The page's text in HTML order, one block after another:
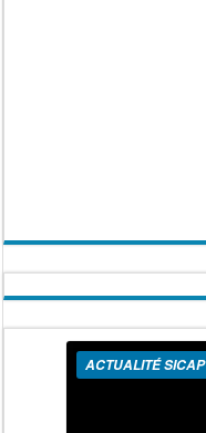
ACTUALITÉ SICAP